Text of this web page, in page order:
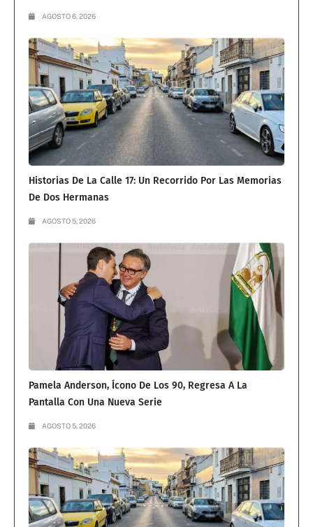
AGOSTO 6, 2026
Historias De La Calle 17: Un Recorrido Por Las Memorias
De Dos Hermanas
AGOSTO 5, 2026
Pamela Anderson, Ícono De Los 90, Regresa A La
Pantalla Con Una Nueva Serie
AGOSTO 5, 2026